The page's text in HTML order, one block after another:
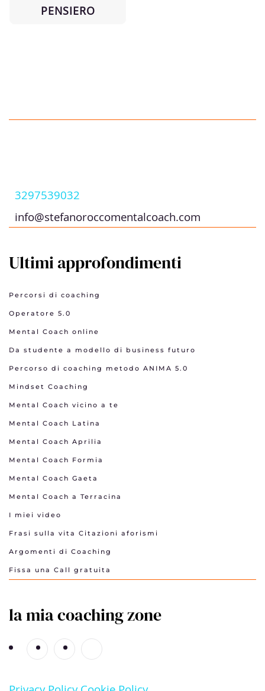
PENSIERO
3297539032
info@stefanoroccomentalcoach.com
Ultimi approfondimenti
Percorsi di coaching
Operatore 5.0
Mental Coach online
Da studente a modello di business futuro
Percorso di coaching metodo ANIMA 5.0
Mindset Coaching
Mental Coach vicino a te
Mental Coach Latina
Mental Coach Aprilia
Mental Coach Formia
Mental Coach Gaeta
Mental Coach a Terracina
I miei video
Frasi sulla vita Citazioni aforismi
Argomenti di Coaching
Fissa una Call gratuita
la mia coaching zone